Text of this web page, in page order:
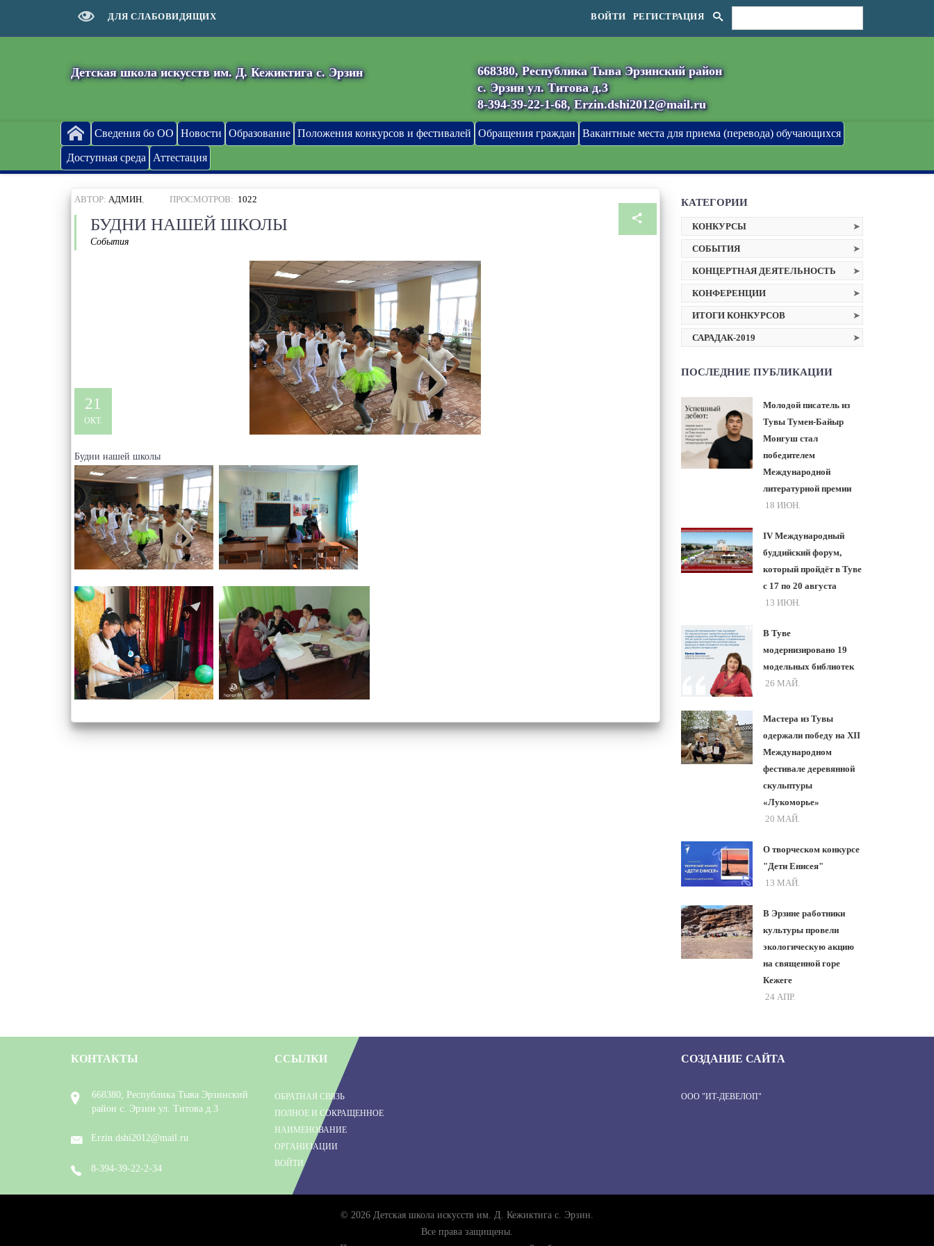
ДЛЯ СЛАБОВИДЯЩИХ ВОЙТИ РЕГИСТРАЦИЯ
Детская школа искусств им. Д. Кежиктига с. Эрзин
668380, Республика Тыва Эрзинский район
с. Эрзин ул. Титова д.3
8-394-39-22-1-68, Erzin.dshi2012@mail.ru
Сведения бо ОО Новости Образование Положения конкурсов и фестивалей Обращения граждан Вакантные места для приема (перевода) обучающихся
Доступная среда Аттестация
АВТОР: АДМИН, ПРОСМОТРОВ: 1022
БУДНИ НАШЕЙ ШКОЛЫ
События
21
ОКТ.
Будни нашей школы
КАТЕГОРИИ
КОНКУРСЫ
СОБЫТИЯ
КОНЦЕРТНАЯ ДЕЯТЕЛЬНОСТЬ
КОНФЕРЕНЦИИ
ИТОГИ КОНКУРСОВ
САРАДАК-2019
ПОСЛЕДНИЕ ПУБЛИКАЦИИ
Молодой писатель из
Тувы Тумен-Байыр
Монгуш стал
победителем
Международной
литературной премии
18 ИЮН.
IV Международный
буддийский форум,
который пройдёт в Туве
с 17 по 20 августа
13 ИЮН.
В Туве
модернизировано 19
модельных библиотек
26 МАЙ.
Мастера из Тувы
одержали победу на XII
Международном
фестивале деревянной
скульптуры
«Лукоморье»
20 МАЙ.
О творческом конкурсе
"Дети Енисея"
13 МАЙ.
В Эрзине работники
культуры провели
экологическую акцию
на священной горе
Кежеге
24 АПР.
КОНТАКТЫ
668380, Республика Тыва Эрзинский
район с. Эрзин ул. Титова д.3
Erzin.dshi2012@mail.ru
8-394-39-22-2-34
ССЫЛКИ
ОБРАТНАЯ СВЯЗЬ
ПОЛНОЕ И СОКРАЩЕННОЕ
НАИМЕНОВАНИЕ
ОРГАНИЗАЦИИ
ВОЙТИ
СОЗДАНИЕ САЙТА
ООО "ИТ-ДЕВЕЛОП"
© 2026 Детская школа искусств им. Д. Кежиктига с. Эрзин.
Все права защищены.